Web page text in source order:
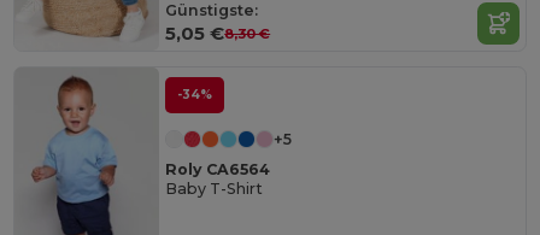
Günstigste:
5,05 €8,30 €
-34%
+5
Roly CA6564
Baby T-Shirt